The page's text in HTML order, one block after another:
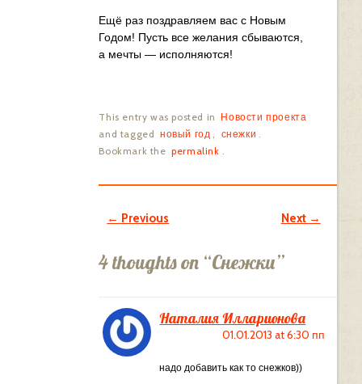
Ещё раз поздравляем вас с Новым
Годом! Пусть все желания сбываются,
а мечты — исполняются!
This entry was posted in Новости проекта
and tagged новый год , снежки .
Bookmark the permalink .
Post navigation
← Previous Next →
4 thoughts on “Снежки”
Наталия Илларионова
01.01.2013 at 6:30 пп
надо добавить как то снежков))